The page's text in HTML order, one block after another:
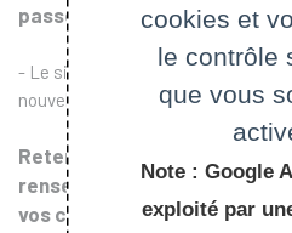
passe
- Le site propose alors d’entrer
nou­vel identifiant. Il faut rentrer
Retenez que l'adresse
renseignée sera ensuite
vos connexions ultérieures.
cookies et
le contrôle
que vous
Note : Google
exploité par